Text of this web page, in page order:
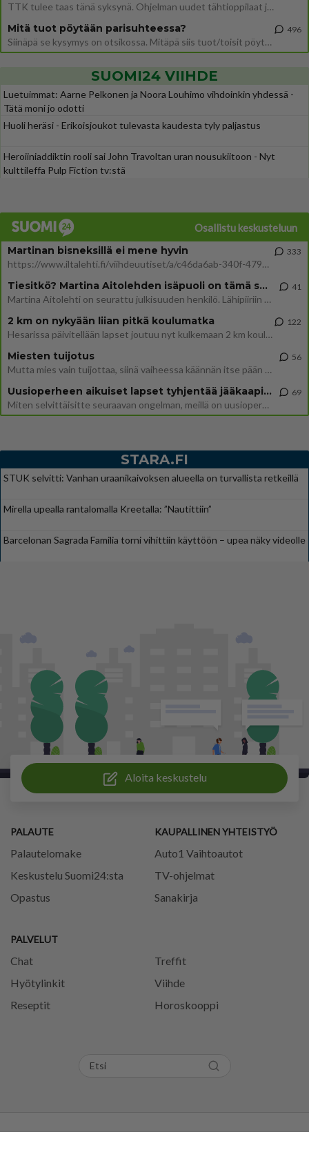
TTK tulee taas tänä syksynä. Ohjelman uudet tähtioppilaat julkistetaan torstaina 6. elokuuta klo 14 alkavassa lehdistö
Mitä tuot pöytään parisuhteessa?
Siinäpä se kysymys on otsikossa. Mitäpä siis tuot/toisit pöytään parisuhteessa? Oletko mies vai nainen? Koetko sen mitä
496
SUOMI24 VIIHDE
Luetuimmat: Aarne Pelkonen ja Noora Louhimo vihdoinkin yhdessä -
Tätä moni jo odotti
Huoli heräsi - Erikoisjoukot tulevasta kaudesta tyly paljastus
Heroiiniaddiktin rooli sai John Travoltan uran nousukiitoon - Nyt
kulttileffa Pulp Fiction tv:stä
Osallistu keskusteluun
Martinan bisneksillä ei mene hyvin
https://www.iltalehti.fi/viihdeuutiset/a/c46da6ab-340f-4790-aaa7-0865eed2336 Yrityksen konkurssihakemus on tullut kärä
333
Tiesitkö? Martina Aitolehden isäpuoli on tämä suosittu laulaja
Martina Aitolehti on seurattu julkisuuden henkilö. Lähipiiriin mahtuu muitakin tunnettuja henkilöitä. Tiesitkö, että Ma
41
2 km on nykyään liian pitkä koulumatka
Hesarissa päivitellään lapset joutuu nyt kulkemaan 2 km kouluun jösses. Ruostefillarilla tuo matka menee vaikka miten äk
122
Miesten tuijotus
Mutta mies vain tuijottaa, siinä vaiheessa käännän itse pään pois. Mikä juttu? Yleensä jos joku tuijottaa tai katsoo, hä
56
Uusioperheen aikuiset lapset tyhjentää jääkaapin käydessään
Miten selvittäisitte seuraavan ongelman, meillä on uusioperhe, minulla teini-ikäiset lapset ja puolisolla aikuiset, jotk
69
STARA.FI
STUK selvitti: Vanhan uraanikaivoksen alueella on turvallista retkeillä
Mirella upealla rantalomalla Kreetalla: ”Nautittiin”
Barcelonan Sagrada Familia torni vihittiin käyttöön – upea näky videolle
Aloita keskustelu
PALAUTE
Palautelomake
Keskustelu Suomi24:sta
Opastus
PALVELUT
Chat
Treffit
Hyötylinkit
Viihde
Reseptit
Horoskooppi
KAUPALLINEN YHTEISTYÖ
Auto1 Vaihtoautot
TV-ohjelmat
Sanakirja